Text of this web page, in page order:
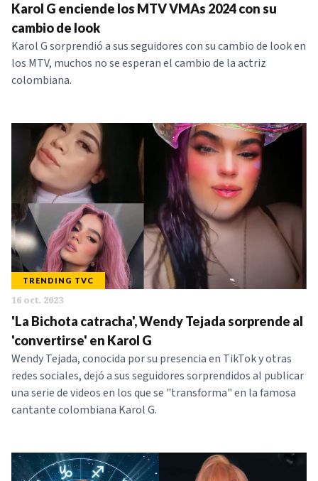
Karol G enciende los MTV VMAs 2024 con su
cambio de look
Karol G sorprendió a sus seguidores con su cambio de look en
los MTV, muchos no se esperan el cambio de la actriz
colombiana.
TRENDING TVC
16 oct. 2023
'La Bichota catracha', Wendy Tejada sorprende al
'convertirse' en Karol G
Wendy Tejada, conocida por su presencia en TikTok y otras
redes sociales, dejó a sus seguidores sorprendidos al publicar
una serie de videos en los que se "transforma" en la famosa
cantante colombiana Karol G.